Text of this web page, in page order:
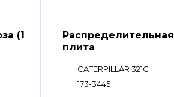
(1
Распределительная
плита
CATERPILLAR 321C
173-3445